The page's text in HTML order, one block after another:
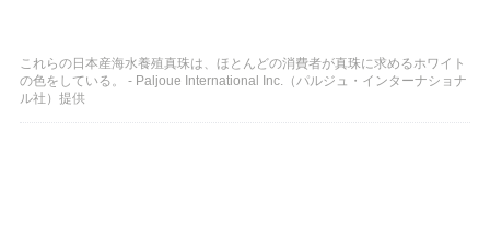
これらの日本産海水養殖真珠は、ほとんどの消費者が真珠に求めるホワイト
の色をしている。 - Paljoue International Inc.（パルジュ・インターナショナ
ル社）提供